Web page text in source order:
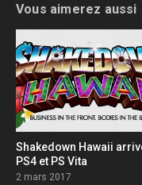
Vous aimerez aussi
Shakedown Hawaii
PS4 et PS Vita
2 mars 2017